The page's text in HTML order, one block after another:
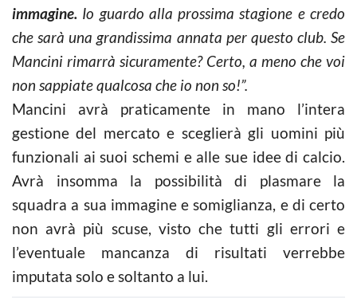
immagine. Io guardo alla prossima stagione e credo
che sarà una grandissima annata per questo club. Se
Mancini rimarrà sicuramente? Certo, a meno che voi
non sappiate qualcosa che io non so!”.
Mancini avrà praticamente in mano l’intera
gestione del mercato e sceglierà gli uomini più
funzionali ai suoi schemi e alle sue idee di calcio.
Avrà insomma la possibilità di plasmare la
squadra a sua immagine e somiglianza, e di certo
non avrà più scuse, visto che tutti gli errori e
l’eventuale mancanza di risultati verrebbe
imputata solo e soltanto a lui.